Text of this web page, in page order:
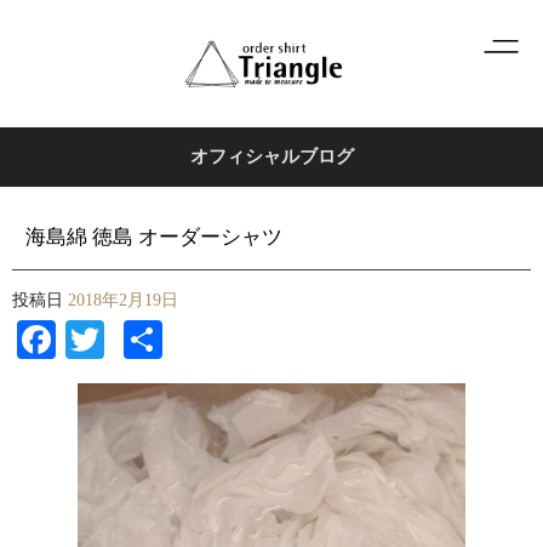
オフィシャルブログ
海島綿 徳島 オーダーシャツ
投稿日 2018年2月19日
Facebook
Twitter
有